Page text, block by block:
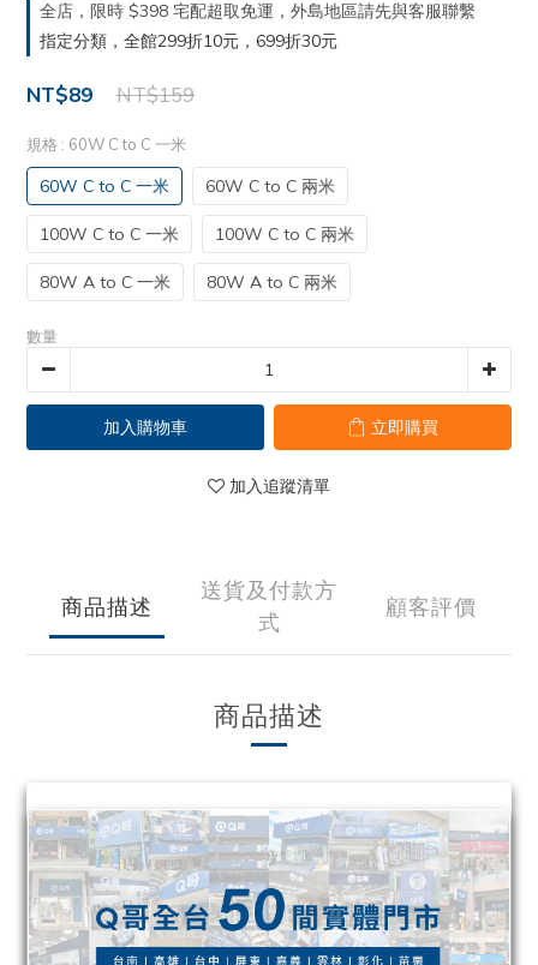
全店，限時 $398 宅配超取免運，外島地區請先與客服聯繫
指定分類，全館299折10元，699折30元
NT$159
NT$89
規格 : 60W C to C 一米
60W C to C 一米 60W C to C 兩米
100W C to C 一米 100W C to C 兩米
80W A to C 一米 80W A to C 兩米
數量
加入購物車 立即購買
加入追蹤清單
商品描述
送貨及付款方
式
顧客評價
商品描述